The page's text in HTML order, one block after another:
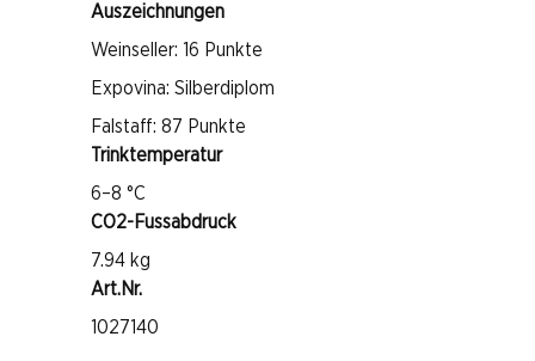
Auszeichnungen
Weinseller: 16 Punkte
Expovina: Silberdiplom
Falstaff: 87 Punkte
Trinktemperatur
6–8 °C
CO2-Fussabdruck
7.94 kg
Art.Nr.
1027140